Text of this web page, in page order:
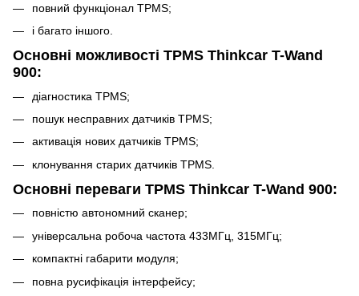
повний функціонал TPMS;
і багато іншого.
Основні можливості TPMS Thinkcar T-Wand
900:
діагностика TPMS;
пошук несправних датчиків TPMS;
активація нових датчиків TPMS;
клонування старих датчиків TPMS.
Основні переваги TPMS Thinkcar T-Wand 900:
повністю автономний сканер;
універсальна робоча частота 433МГц, 315МГц;
компактні габарити модуля;
повна русифікація інтерфейсу;